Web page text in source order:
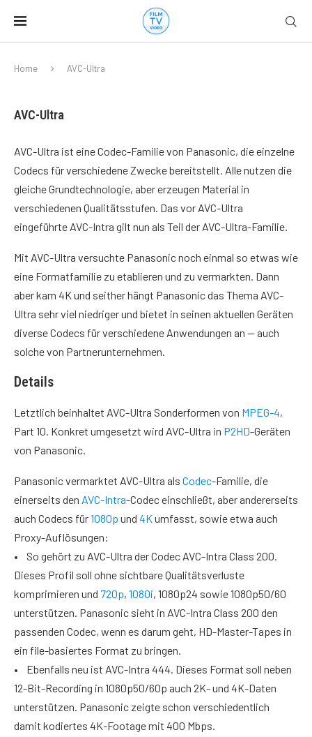
Home AVC-Ultra
AVC-Ultra
AVC-Ultra ist eine Codec-Familie von Panasonic, die einzelne
Codecs für verschiedene Zwecke bereitstellt. Alle nutzen die
gleiche Grundtechnologie, aber erzeugen Material in
verschiedenen Qualitätsstufen. Das vor AVC-Ultra
eingeführte AVC-Intra gilt nun als Teil der AVC-Ultra-Familie.
Mit AVC-Ultra versuchte Panasonic noch einmal so etwas wie
eine Formatfamilie zu etablieren und zu vermarkten. Dann
aber kam 4K und seither hängt Panasonic das Thema AVC-
Ultra sehr viel niedriger und bietet in seinen aktuellen Geräten
diverse Codecs für verschiedene Anwendungen an — auch
solche von Partnerunternehmen.
Details
Letztlich beinhaltet AVC-Ultra Sonderformen von MPEG-4,
Part 10. Konkret umgesetzt wird AVC-Ultra in P2HD-Geräten
von Panasonic.
Panasonic vermarktet AVC-Ultra als Codec-Familie, die
einerseits den AVC-Intra-Codec einschließt, aber andererseits
auch Codecs für1080p und 4Kumfasst, sowie etwa auch
Proxy-Auflösungen:
• So gehört zu AVC-Ultra der Codec AVC-Intra Class 200.
Dieses Profil soll ohne sichtbare Qualitätsverluste
komprimieren und 720p, 1080i, 1080p24 sowie 1080p50/60
unterstützen. Panasonic sieht in AVC-Intra Class 200 den
passenden Codec, wenn es darum geht, HD-Master-Tapes in
ein file-basiertes Format zu bringen.
• Ebenfalls neu ist AVC-Intra 444. Dieses Format soll neben
12-Bit-Recording in 1080p50/60p auch 2K- und 4K-Daten
unterstützen. Panasonic zeigte schon verschiedentlich
damit kodiertes 4K-Footage mit 400 Mbps.